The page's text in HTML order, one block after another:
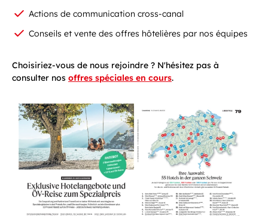
Actions de communication cross-canal
Conseils et vente des offres hôtelières par nos équipes
Choisiriez-vous de nous rejoindre ? N'hésitez pas à
consulter nos offres spéciales en cours.